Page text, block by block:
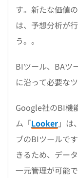
す。新たな価値
は、予想分析が
う。。
BIツール、BAツ
に沿って必要な
Google社のBI機
ム「Looker」は
ブのBIツールで
きるため、デー
一元管理が可能